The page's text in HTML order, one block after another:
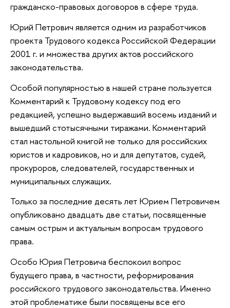
гражданско-правовых договоров в сфере труда.
Юрий Петрович является одним из разработчиков
проекта Трудового кодекса Российской Федерации
2001 г. и множества других актов российского
законодательства.
Особой популярностью в нашей стране пользуется
Комментарий к Трудовому кодексу под его
редакцией, успешно выдержавший восемь изданий и
вышедший стотысячными тиражами. Комментарий
стал настольной книгой не только для российских
юристов и кадровиков, но и для депутатов, судей,
прокуроров, следователей, государственных и
муниципальных служащих.
Только за последние десять лет Юрием Петровичем
опубликовано двадцать две статьи, посвященные
самым острым и актуальным вопросам трудового
права.
Особо Юрия Петровича беспокоил вопрос
будущего права, в частности, реформирования
российского трудового законодательства. Именно
этой проблематике были посвящены все его